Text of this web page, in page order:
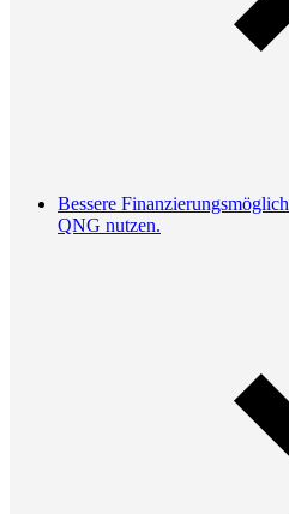
Bessere
QNG nutzen.